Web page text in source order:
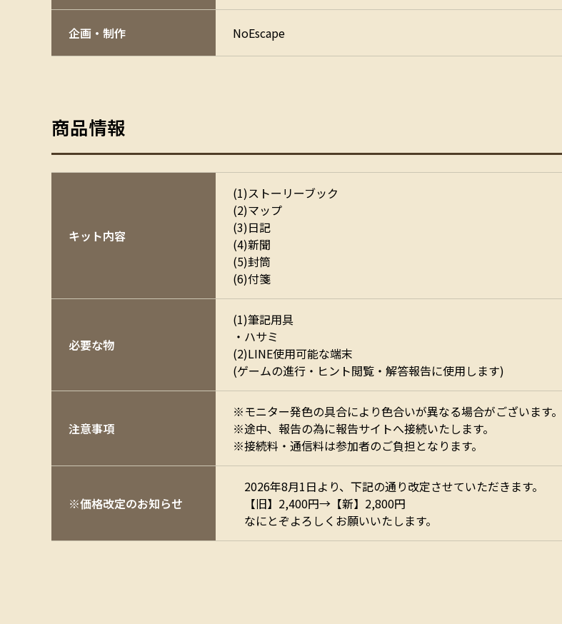
企画・制作 NoEscape
商品情報
キット内容
(1)ストーリーブック
(2)マップ
(3)日記
(4)新聞
(5)封筒
(6)付箋
必要な物
(1)筆記用具
・ハサミ
(2)LINE使用可能な端末
(ゲームの進行・ヒント閲覧・解答報告に使用します)
注意事項
※モニター発色の具合により色合いが異なる場合がございます。
※途中、報告の為に報告サイトへ接続いたします。
※接続料・通信料は参加者のご負担となります。
※価格改定のお知らせ
2026年8月1日より、下記の通り改定させていただきます。
【旧】2,400円→【新】2,800円
なにとぞよろしくお願いいたします。